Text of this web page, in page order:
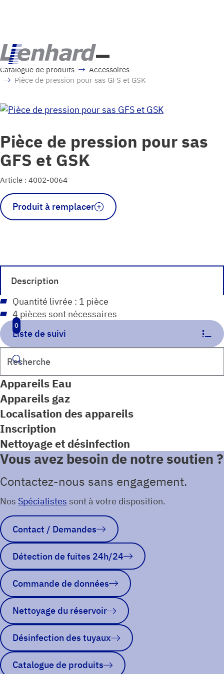
Liste de suivi
0
Rechercher
Appareils Eau
Appareils gaz
Localisation des appareils
Inscription
Nettoyage et désinfection
Catalogue de produits
Accessoires
Pièce de pression pour sas GFS et GSK
Pièce de pression pour sas
GFS et GSK
Article : 4002-0064
quantité
de
Druckstück
GSK
Produit à remplacer
Description
Quantité livrée : 1 pièce
4 pièces sont nécessaires
Vous avez besoin de notre soutien ?
Contactez-nous sans engagement.
Nos Spécialistes sont à votre disposition.
Contact / Demandes
Détection de fuites 24h/24
Commande de données
Nettoyage du réservoir
Désinfection des tuyaux
Catalogue de produits